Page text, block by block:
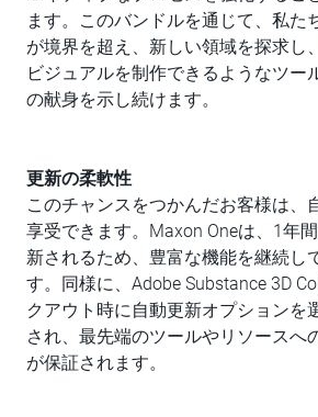
ます。このバンドルを通じて、私た
が境界を超え、新しい領域を探求し
ビジュアルを制作できるようなツー
の献身を示し続けます。
更新の柔軟性
このチャンスをつかんだお客様は、
享受できます。Maxon Oneは、1年
新されるため、豊富な機能を継続し
す。同様に、Adobe Substance 3D
クアウト時に自動更新オプションを
され、最先端のツールやリソースへ
が保証されます。